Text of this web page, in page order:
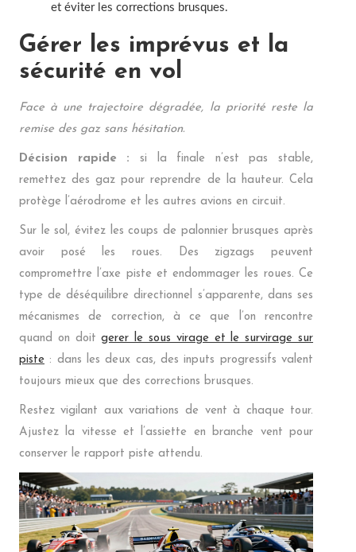
et éviter les corrections brusques.
Gérer les imprévus et la
sécurité en vol
Face à une trajectoire dégradée, la priorité reste la
remise des gaz sans hésitation.
Décision rapide : si la finale n’est pas stable,
remettez des gaz pour reprendre de la hauteur. Cela
protège l’aérodrome et les autres avions en circuit.
Sur le sol, évitez les coups de palonnier brusques après
avoir posé les roues. Des zigzags peuvent
compromettre l’axe piste et endommager les roues. Ce
type de déséquilibre directionnel s’apparente, dans ses
mécanismes de correction, à ce que l’on rencontre
quand on doitgerer le sous virage et le survirage sur
piste: dans les deux cas, des inputs progressifs valent
toujours mieux que des corrections brusques.
Restez vigilant aux variations de vent à chaque tour.
Ajustez la vitesse et l’assiette en branche vent pour
conserver le rapport piste attendu.